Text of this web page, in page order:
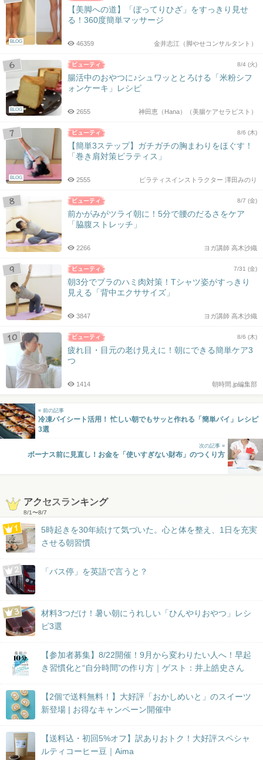
BLOG
【美脚への道】「ぼってりひざ」をすっきり見せ
る！360度簡単マッサージ
金井志江（脚やせコンサルタント）
46359
BLOG
8/4 (火)
腸活中のおやつに♪シュワッととろける「米粉シフ
ォンケーキ」レシピ
神田恵（Hana）（美腸ケアセラピスト）
2655
BLOG
8/6 (木)
【簡単3ステップ】ガチガチの胸まわりをほぐす！
「巻き肩対策ピラティス」
ピラティスインストラクター 澤田みのり
2555
8/7 (金)
前かがみがツライ朝に！5分で腰のだるさをケア
「脇腹ストレッチ」
ヨガ講師 高木沙織
2266
7/31 (金)
朝3分でブラのハミ肉対策！Tシャツ姿がすっきり
見える「背中エクササイズ」
ヨガ講師 高木沙織
3847
8/6 (木)
疲れ目・目元の老け見えに！朝にできる簡単ケア3
つ
朝時間.jp編集部
1414
« 前の記事
冷凍パイシート活用！ 忙しい朝でもサッと作れる「簡単パイ」レシピ
3選
次の記事 »
ボーナス前に見直し！お金を「使いすぎない財布」のつくり方
アクセスランキング
8/1〜8/7
5時起きを30年続けて気づいた。心と体を整え、1日を充実
させる朝習慣
「バス停」を英語で言うと？
材料3つだけ！暑い朝にうれしい「ひんやりおやつ」レシ
ピ3選
【参加者募集】8/22開催！9月から変わりたい人へ！早起
き習慣化と“自分時間”の作り方｜ゲスト：井上皓史さん
【2個で送料無料！】大好評「おかしめいと」のスイーツ
新登場 | お得なキャンペーン開催中
【送料込・初回5%オフ】訳ありおトク！大好評スペシャ
ルティコーヒー豆｜Aima